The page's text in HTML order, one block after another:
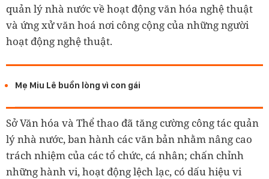
quản lý nhà nước về hoạt động văn hóa nghệ thuật
và ứng xử văn hoá nơi công cộng của những người
hoạt động nghệ thuật.
Mẹ Miu Lê buồn lòng vì con gái
Sở Văn hóa và Thể thao đã tăng cường công tác quản
lý nhà nước, ban hành các văn bản nhằm nâng cao
trách nhiệm của các tổ chức, cá nhân; chấn chỉnh
những hành vi, hoạt động lệch lạc, có dấu hiệu vi